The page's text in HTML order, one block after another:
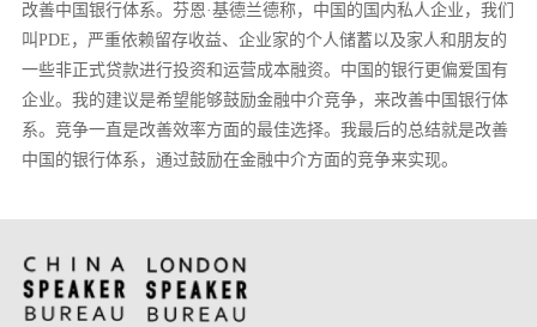
改善中国银行体系。芬恩·基德兰德称，中国的国内私人企业，我们
叫PDE，严重依赖留存收益、企业家的个人储蓄以及家人和朋友的
一些非正式贷款进行投资和运营成本融资。中国的银行更偏爱国有
企业。我的建议是希望能够鼓励金融中介竞争，来改善中国银行体
系。竞争一直是改善效率方面的最佳选择。我最后的总结就是改善
中国的银行体系，通过鼓励在金融中介方面的竞争来实现。